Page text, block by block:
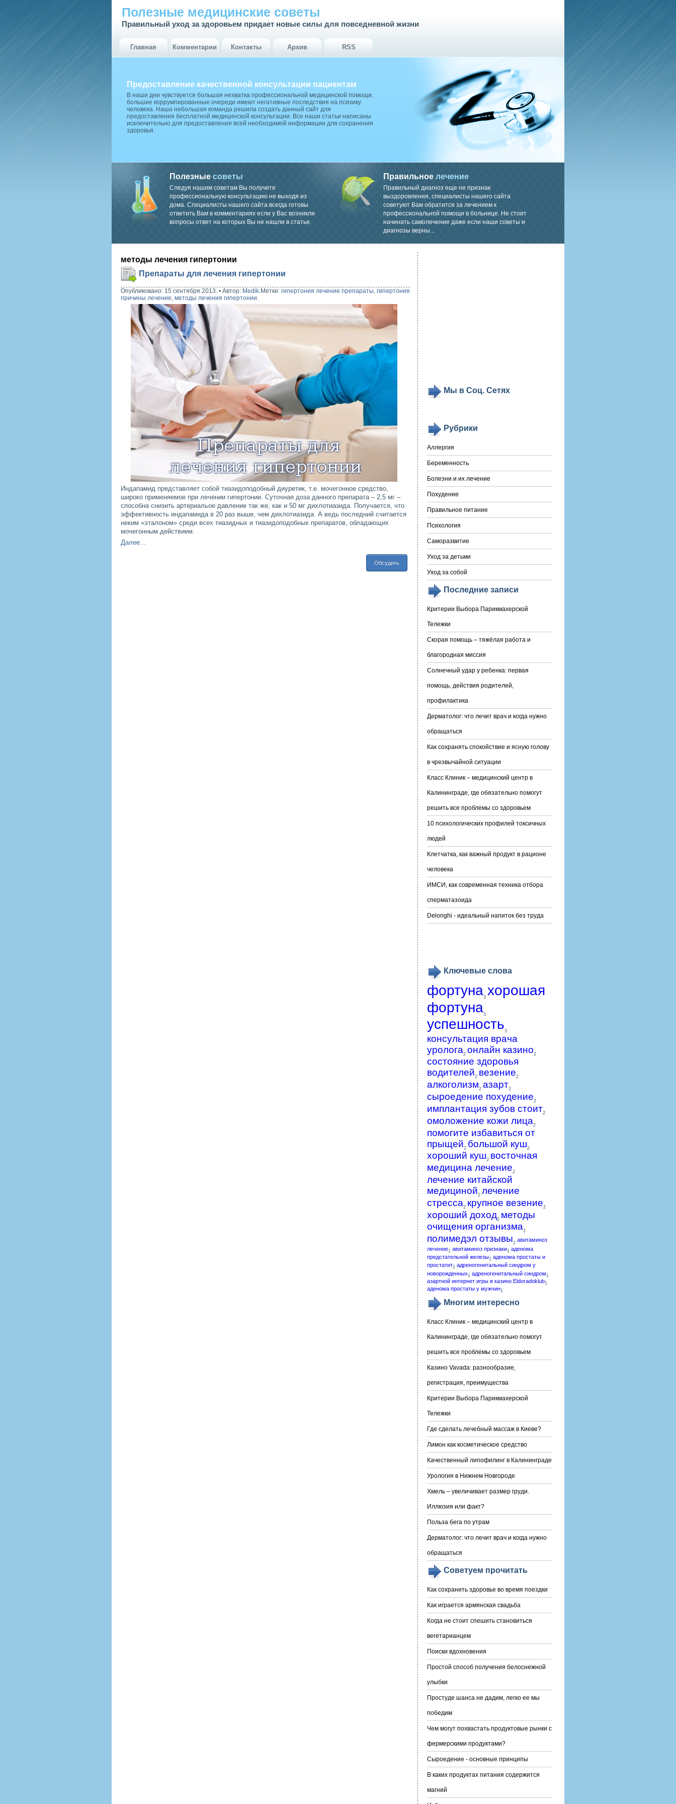
Полезные медицинские советы
Правильный уход за здоровьем придает новые силы для повседневной жизни
Главная Комментарии Контакты Архив RSS
Предоставление качественной консультации пациентам
В наши дни чувствуется большая нехватка профессиональной медицинской помощи,
большие коррумпированные очереди имеют негативные последствия на психику
человека. Наша небольшая команда решила создать данный сайт для
предоставления бесплатной медицинской консультации. Все наши статьи написаны
исключительно для предоставления всей необходимой информации для сохранения
здоровья.
Полезныесоветы
Следуя нашим советам Вы получите
профессиональную консультацию не выходя из
дома. Специалисты нашего сайта всегда готовы
ответить Вам в комментариях если у Вас возникли
вопросы ответ на которых Вы не нашли в статье.
Правильное лечение
Правильный диагноз еще не признак
выздоровления, специалисты нашего сайта
советуют Вам обратится за лечением к
профессиональной помощи в больнице. Не стоит
начинать самолечение даже если наши советы и
диагнозы верны...
методы лечения гипертонии
Препараты для лечения гипертонии
Опубликовано: 15 сентября 2013. • Автор: Medik.Метки: гипертония лечение препараты, гипертония
причины лечение, методы лечения гипертонии.
Индапамид представляет собой тиазидоподобный диуретик, т.е. мочегонное средство,
широко применяемое при лечении гипертонии. Суточная доза данного препарата – 2,5 мг –
способна снизить артериальое давление так же, как и 50 мг дихлотиазида. Получается, что
эффективность индапамида в 20 раз выше, чем дихлотиазида. А ведь последний считается
неким «эталоном» среди всех тиазидных и тиазидоподобных препаратов, обладающих
мочегонным действием.
Далее...
Обсудить
Мы в Соц. Сетях
Рубрики
Аллергия
Беременность
Болезни и их лечение
Похудение
Правильное питание
Психология
Саморазвитие
Уход за детьми
Уход за собой
Последние записи
Критерии Выбора Парикмахерской
Тележки
Скорая помощь – тяжёлая работа и
благородная миссия
Солнечный удар у ребенка: первая
помощь, действия родителей,
профилактика
Дерматолог: что лечит врач и когда нужно
обращаться
Как сохранять спокойствие и ясную голову
в чрезвычайной ситуации
Класс Клиник – медицинский центр в
Калининграде, где обязательно помогут
решить все проблемы со здоровьем
10 психологических профилей токсичных
людей
Клетчатка, как важный продукт в рационе
человека
ИМСИ, как современная техника отбора
сперматазоида
Delonghi - идеальный напиток без труда
Ключевые слова
фортуна3 хорошая
фортуна3
успешность3
консультация врача
уролога2 онлайн казино2
состояние здоровья
водителей2 везение2
алкоголизм2 азарт2
сыроедение похудение2
имплантация зубов стоит2
омоложение кожи лица2
помогите избавиться от
прыщей2 большой куш2
хороший куш2 восточная
медицина лечение2
лечение китайской
медициной2 лечение
стресса2 крупное везение2
хороший доход2 методы
очищения организма2
полимедэл отзывы2 авитаминоз
лечение1 авитаминоз признаки1 аденома
предстательной железы1 аденома простаты и
простатит1 адреногенитальный синдром у
новорожденных 1 адреногенитальный синдром 1
азартной интернет игры в казино Eldoradoklub1
аденома простаты у мужчин1
Многим интересно
Класс Клиник – медицинский центр в
Калининграде, где обязательно помогут
решить все проблемы со здоровьем
Казино Vavada: разнообразие,
регистрация, преимущества
Критерии Выбора Парикмахерской
Тележки
Где сделать лечебный массаж в Киеве?
Лимон как косметическое средство
Качественный липофилинг в Калининграде
Урология в Нижнем Новгороде
Хмель – увеличивает размер груди.
Иллюзия или факт?
Польза бега по утрам
Дерматолог: что лечит врач и когда нужно
обращаться
Советуем прочитать
Как сохранить здоровье во время поездки
Как играется армянская свадьба
Когда не стоит спешить становиться
вегетарианцем
Поиски вдохновения
Простой способ получения белоснежной
улыбки
Простуде шанса не дадим, легко ее мы
победим
Чем могут похвастать продуктовые рынки с
фермерскими продуктами?
Сыроедение - основные принципы
В каких продуктах питания содержится
магний